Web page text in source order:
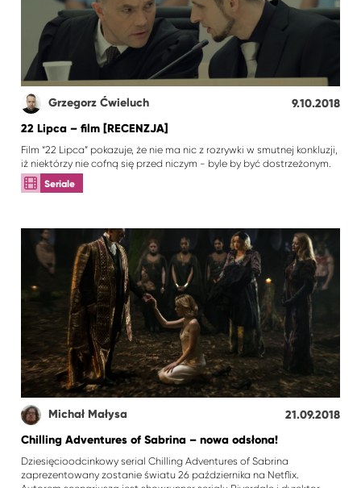
Grzegorz Ćwieluch
9.10.2018
22 Lipca – film [RECENZJA]
Film “22 Lipca” pokazuje, że nie ma nic z rozrywki w smutnej konkluzji,
iż niektórzy nie cofną się przed niczym - byle by być dostrzeżonym.
Seriale
Michał Małysa
21.09.2018
Chilling Adventures of Sabrina – nowa odsłona!
Dziesięcioodcinkowy serial Chilling Adventures of Sabrina
zaprezentowany zostanie światu 26 października na Netflix.